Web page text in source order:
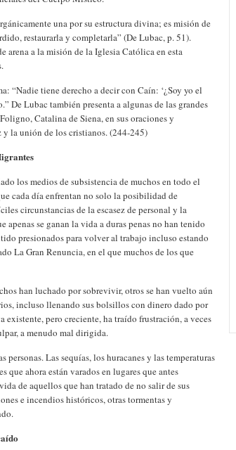
una por su estructura divina; es misión de
restaurarla y completarla” (De Lubac, p. 51).
arena a la misión de la Iglesia Católica en esta
“Nadie tiene derecho a decir con Caín: ‘¿Soy yo el
De Lubac también presenta a algunas de las grandes
Catalina de Siena, en sus oraciones y
y la unión de los cristianos. (244-245)
los medios de subsistencia de muchos en todo el
cada día enfrentan no solo la posibilidad de
circunstancias de la escasez de personal y la
se ganan la vida a duras penas no han tenido
presionados para volver al trabajo incluso estando
La Gran Renuncia, en el que muchos de los que
han luchado por sobrevivir, otros se han vuelto aún
incluso llenando sus bolsillos con dinero dado por
existente, pero creciente, ha traído frustración, a veces
a menudo mal dirigida.
Las sequías, los huracanes y las temperaturas
que ahora están varados en lugares que antes
de aquellos que han tratado de no salir de sus
e incendios históricos, otras tormentas y